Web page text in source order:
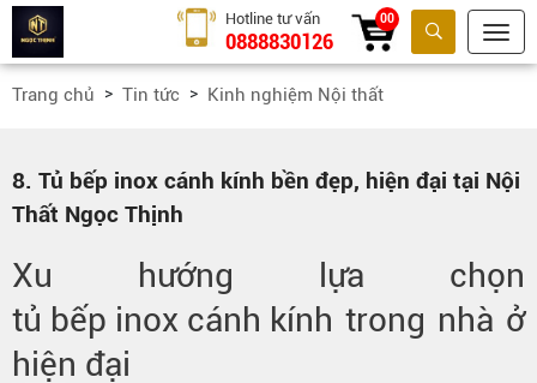
Tìm kiếm
Hotline tư vấn
0888830126
00
Trang chủ Tin tức Kinh nghiệm Nội thất
8. Tủ bếp inox cánh kính bền đẹp, hiện đại tại Nội
Thất Ngọc Thịnh
Xu hướng lựa chọn
tủ bếp inox cánh kính trong nhà ở
hiện đại